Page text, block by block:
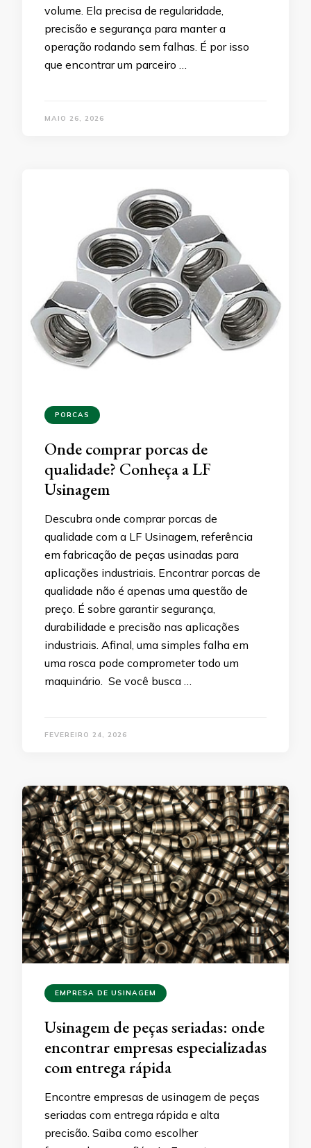
volume. Ela precisa de regularidade,
precisão e segurança para manter a
operação rodando sem falhas. É por isso
que encontrar um parceiro …
MAIO 26, 2026
PORCAS
Onde comprar porcas de
qualidade? Conheça a LF
Usinagem
Descubra onde comprar porcas de
qualidade com a LF Usinagem, referência
em fabricação de peças usinadas para
aplicações industriais. Encontrar porcas de
qualidade não é apenas uma questão de
preço. É sobre garantir segurança,
durabilidade e precisão nas aplicações
industriais. Afinal, uma simples falha em
uma rosca pode comprometer todo um
maquinário. Se você busca …
FEVEREIRO 24, 2026
EMPRESA DE USINAGEM
Usinagem de peças seriadas: onde
encontrar empresas especializadas
com entrega rápida
Encontre empresas de usinagem de peças
seriadas com entrega rápida e alta
precisão. Saiba como escolher